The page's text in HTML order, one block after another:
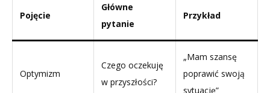
Pojęcie
Główne
pytanie
Przykład
Optymizm
Czego oczekuję
w przyszłości?
„Mam szansę
poprawić swoją
sytuację”